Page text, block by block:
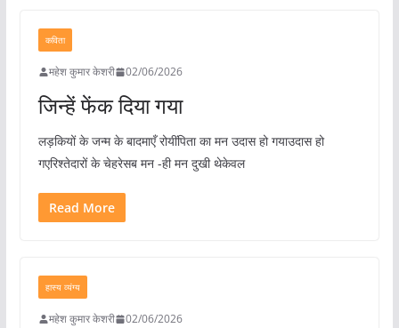
कविता
महेश कुमार केशरी 02/06/2026
जिन्हें फेंक दिया गया
लड़कियों के जन्म के बादमाएँ रोयींपिता का मन उदास हो गयाउदास हो
गएरिश्तेदारों के चेहरेसब मन -ही मन दुखी थेकेवल
Read More
हास्य व्यंग्य
महेश कुमार केशरी 02/06/2026